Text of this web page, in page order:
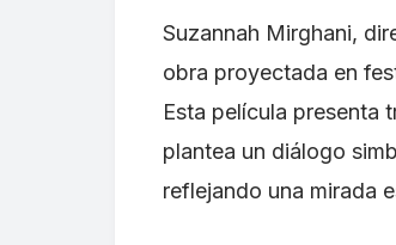
Suzannah Mirghani,
obra proyectada en
Esta película presenta
plantea un diálogo
reflejando una mirada